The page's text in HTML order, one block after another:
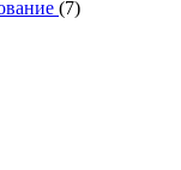
(7)